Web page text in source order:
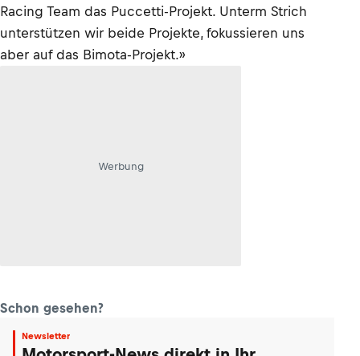
Racing Team das Puccetti-Projekt. Unterm Strich
unterstützen wir beide Projekte, fokussieren uns
aber auf das Bimota-Projekt.»
Werbung
Schon gesehen?
Newsletter